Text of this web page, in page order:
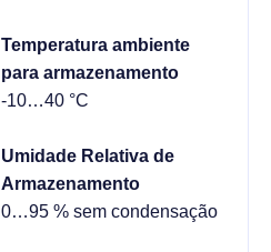
Temperatura ambiente
para armazenamento
-10…40 °C
Umidade Relativa de
Armazenamento
0…95 % sem condensação